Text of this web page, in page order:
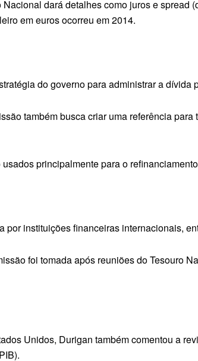
Nacional dará detalhes como juros e
em euros ocorreu em 2014.
do governo para administrar a
também busca criar uma referência
principalmente para o
por instituições financeiras internacionais,
foi tomada após reuniões do Tesouro
Unidos, Durigan também comentou a